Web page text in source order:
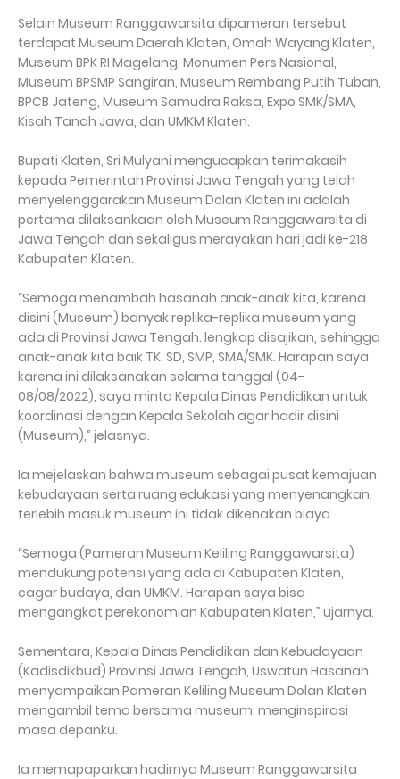
Selain Museum Ranggawarsita dipameran tersebut
terdapat Museum Daerah Klaten, Omah Wayang Klaten,
Museum BPK RI Magelang, Monumen Pers Nasional,
Museum BPSMP Sangiran, Museum Rembang Putih Tuban,
BPCB Jateng, Museum Samudra Raksa, Expo SMK/SMA,
Kisah Tanah Jawa, dan UMKM Klaten.
Bupati Klaten, Sri Mulyani mengucapkan terimakasih
kepada Pemerintah Provinsi Jawa Tengah yang telah
menyelenggarakan Museum Dolan Klaten ini adalah
pertama dilaksankaan oleh Museum Ranggawarsita di
Jawa Tengah dan sekaligus merayakan hari jadi ke-218
Kabupaten Klaten.
“Semoga menambah hasanah anak-anak kita, karena
disini (Museum) banyak replika-replika museum yang
ada di Provinsi Jawa Tengah. lengkap disajikan, sehingga
anak-anak kita baik TK, SD, SMP, SMA/SMK. Harapan saya
karena ini dilaksanakan selama tanggal (04-
08/08/2022), saya minta Kepala Dinas Pendidikan untuk
koordinasi dengan Kepala Sekolah agar hadir disini
(Museum),” jelasnya.
Ia mejelaskan bahwa museum sebagai pusat kemajuan
kebudayaan serta ruang edukasi yang menyenangkan,
terlebih masuk museum ini tidak dikenakan biaya.
“Semoga (Pameran Museum Keliling Ranggawarsita)
mendukung potensi yang ada di Kabupaten Klaten,
cagar budaya, dan UMKM. Harapan saya bisa
mengangkat perekonomian Kabupaten Klaten,” ujarnya.
Sementara, Kepala Dinas Pendidikan dan Kebudayaan
(Kadisdikbud) Provinsi Jawa Tengah, Uswatun Hasanah
menyampaikan Pameran Keliling Museum Dolan Klaten
mengambil tema bersama museum, menginspirasi
masa depanku.
Ia memapaparkan hadirnya Museum Ranggawarsita